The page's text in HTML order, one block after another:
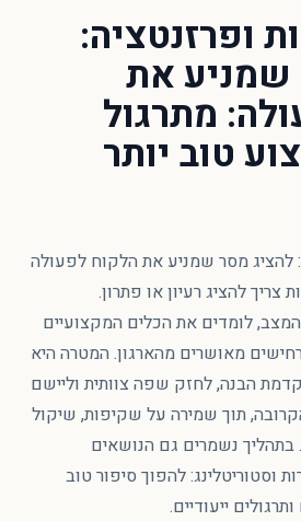
ופרזנטציה:
שמניע את
: מתרגול
טוב יותר
להציג מסר שמניע את הלקוח לפעולה
להציג רעיון או פתרון.
לומדים את הכלים המקצועיים
מאושרים מהארגון. המטרה היא
הבנה, לחזק שפה צוותית וליישם
תוך שמירה על שקיפות, שיקול
בתהליך נשמרים גם הנושאים
וסטוריטלינג: להפוך סיפור טוב
ייעודיים.